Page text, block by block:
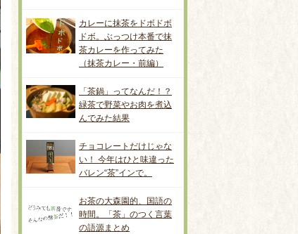
カレーに抹茶をドボドボ
ドボ。ぶっつけ本番で抹
茶カレーを作ってみた
（抹茶カレー・前編）
「茶鍋」ってなんだ！？
緑茶で野菜やお肉を煮込
んでみた結果
チョコレートだけじゃな
い！ 今年はひと味違った
バレン“茶”インで。
お茶の大森園的、国語の
時間。「茶」のつく言葉
の語源まとめ